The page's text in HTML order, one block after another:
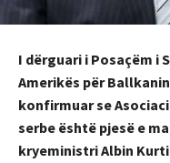
I dërguari i Posaçëm i
Amerikës për
konfirmuar se
serbe është pjesë e
kryeministri Albin